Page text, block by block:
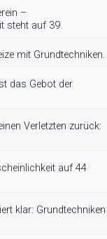
–
steht auf 39.
mit Grundtechniken.
das Gebot der
Verletzten zurück:
auf 44
klar: Grundtechniken